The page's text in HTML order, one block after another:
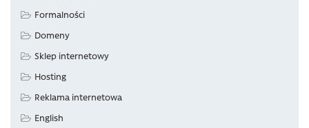
Formalności
Domeny
Sklep internetowy
Hosting
Reklama internetowa
English